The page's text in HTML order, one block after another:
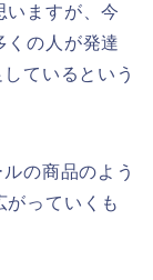
いますが、今
くの人が発達
ているという
の商品のよう
がっていくも